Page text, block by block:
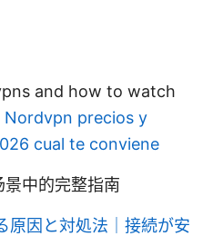
and how to watch
Nordvpn precios y
cual te conviene
中的完整指南
因と対処法｜接続が安